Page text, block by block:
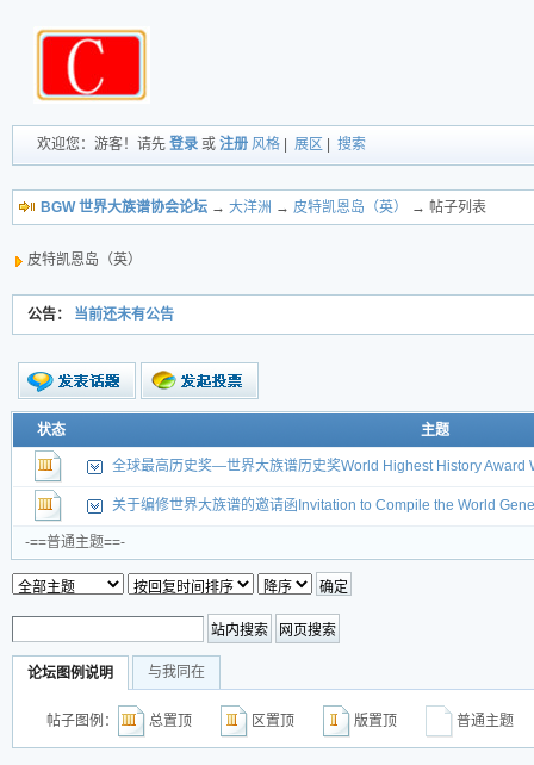
欢迎您：游客！请先 登录 或 注册 风格 展区 搜索
BGW 世界大族谱协会论坛 → 大洋洲 → 皮特凯恩岛（英） → 帖子列表
皮特凯恩岛（英）
公告： 当前还未有公告
新的主题
交易帖
新小字报
状态 主题
全球最高历史奖—世界大族谱历史奖World Highest History Award
关于编修世界大族谱的邀请函Invitation to Compile the World
-==普通主题==-
论坛图例说明 与我同在
帖子图例： 总置顶 区置顶 版置顶 普通主